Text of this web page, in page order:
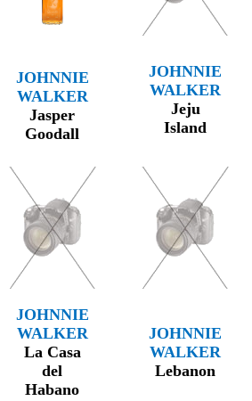
JOHNNIE
WALKER
Jasper
Goodall
JOHNNIE
WALKER
Jeju
Island
JOHNNIE
WALKER
La Casa
del
Habano
JOHNNIE
WALKER
Lebanon